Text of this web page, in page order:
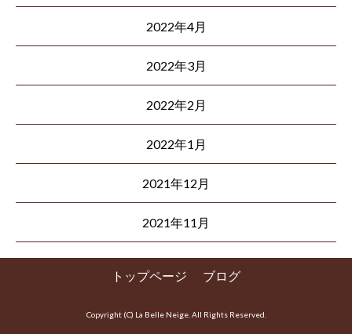
2022年4月
2022年3月
2022年2月
2022年1月
2021年12月
2021年11月
トップページ ブログ
Copyright (C) La Belle Neige. All Rights Reserved.